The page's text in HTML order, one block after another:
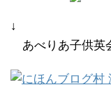
↓
あべりあ子供英